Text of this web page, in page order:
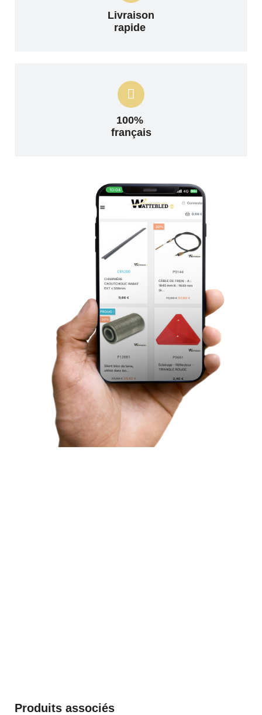
Livraison
rapide
100%
français
Produits associés